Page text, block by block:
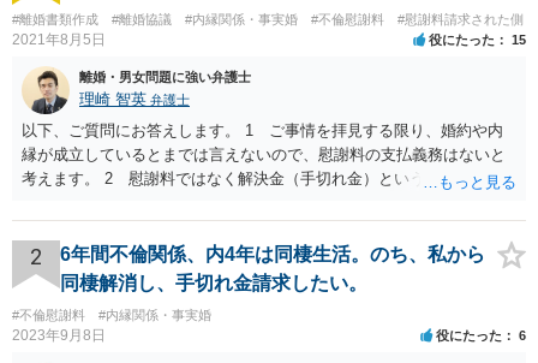
#離婚書類作成 #離婚協議 #内縁関係・事実婚 #不倫慰謝料 #慰謝料請求された側
2021年8月5日 役にたった 15
離婚・男女問題に強い弁護士
理崎 智英 弁護士
以下、ご質問にお答えします。 1 ご事情を拝見する限り、婚約や内
縁が成立しているとまでは言えないので、慰謝料の支払義務はないと
考えます。 2 慰謝料ではなく解決金（手切れ金）という名目で数十
うに合意書を取り交わす必要はあると思います。 4 合意書を取り交
わし、その中で精算条項（一切の債権債務のないことを確認する）を
設ければ、大丈夫です。
2
6年間不倫関係、内4年は同棲生活。のち、私から
同棲解消し、手切れ金請求したい。
#不倫慰謝料 #内縁関係・事実婚
2023年9月8日 役にたった 6